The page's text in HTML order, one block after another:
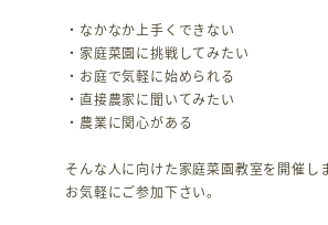
・なかなか上手くできない
・家庭菜園に挑戦してみたい
・お庭で気軽に始められる
・直接農家に聞いてみたい
・農業に関心がある
そんな人に向けた家庭菜園教室を開催しま
お気軽にご参加下さい。